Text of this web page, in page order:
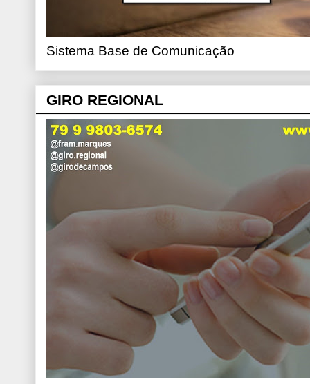
Sistema Base de Comunicação
GIRO REGIONAL